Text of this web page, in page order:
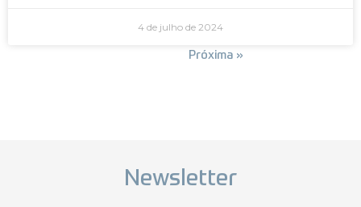
4 de julho de 2024
Próxima »
Newsletter